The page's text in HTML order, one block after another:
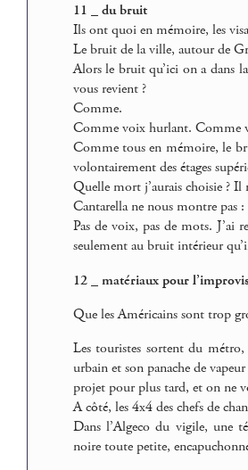
11 _ du bruit
Ils ont quoi en mémoire, les
Le bruit de la ville, autour de
Alors le bruit qu’ici on a dans
vous revient ?
Comme.
Comme voix hurlant. Comme
Comme tous en mémoire, le
volontairement des étages
Quelle mort j’aurais choisie ? Il
Cantarella ne nous montre pas
Pas de voix, pas de mots. J’ai
seulement au bruit intérieur
12 _ matériaux pour
Que les Américains sont trop
Les touristes sortent du métro,
urbain et son panache de
projet pour plus tard, et on ne
A côté, les 4x4 des chefs de
Dans l’Algeco du vigile, une
noire toute petite,